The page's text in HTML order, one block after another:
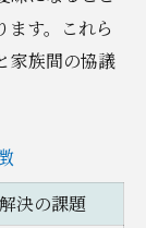
ント
方事例
比較表
ます。これら
家族間の協議
解決の課題